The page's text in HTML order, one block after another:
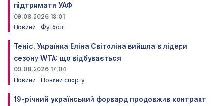
підтримати УАФ
09.08.2026 18:01
Новини
Футбол
Теніс. Українка Еліна Світоліна вийшла в лідери
сезону WTA: що відбувається
09.08.2026 17:04
Новини
Новини спорту
19-річний український форвард продовжив контракт